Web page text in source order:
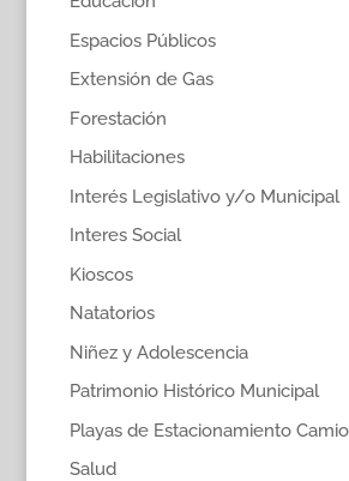
Espacios Públicos
Extensión de Gas
Forestación
Habilitaciones
Interés Legislativo y/o Municipal
Interes Social
Kioscos
Natatorios
Niñez y Adolescencia
Patrimonio Histórico Municipal
Playas de Estacionamiento
Salud